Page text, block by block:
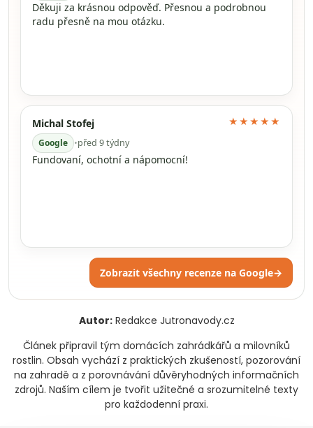
Děkuji za krásnou odpověď. Přesnou a podrobnou
radu přesně na mou otázku.
Michal Stofej
Google •před 9 týdny
★★★★★
Fundovaní, ochotní a nápomocní!
Zobrazit všechny recenze na Google→
Autor:Redakce Jutronavody.cz
Článek připravil tým domácích zahrádkářů a milovníků
rostlin. Obsah vychází z praktických zkušeností, pozorování
na zahradě a z porovnávání důvěryhodných informačních
zdrojů. Naším cílem je tvořit užitečné a srozumitelné texty
pro každodenní praxi.